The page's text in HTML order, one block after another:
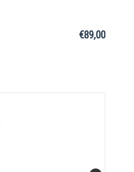
€89,00